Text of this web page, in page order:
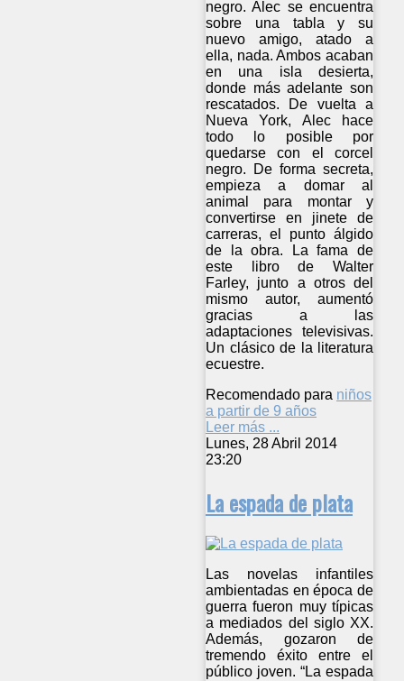
negro. Alec se encuentra
sobre una tabla y su
nuevo amigo, atado a
ella, nada. Ambos acaban
en una isla desierta,
donde más adelante son
rescatados. De vuelta a
Nueva York, Alec hace
todo lo posible por
quedarse con el corcel
negro. De forma secreta,
empieza a domar al
animal para montar y
convertirse en jinete de
carreras, el punto álgido
de la obra. La fama de
este libro de Walter
Farley, junto a otros del
mismo autor, aumentó
gracias a las
adaptaciones televisivas.
Un clásico de la literatura
ecuestre.
Recomendado para niños
a partir de 9 años
Leer más ...
Lunes, 28 Abril 2014
23:20
La espada de plata
Las novelas infantiles
ambientadas en época de
guerra fueron muy típicas
a mediados del siglo XX.
Además, gozaron de
tremendo éxito entre el
público joven. “La espada